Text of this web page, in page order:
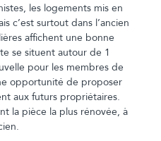
les logements mis en
c’est surtout dans l’ancien
affichent une bonne
se situent autour de 1
pour les membres de
opportunité de proposer
aux futurs propriétaires.
la pièce la plus rénovée, à